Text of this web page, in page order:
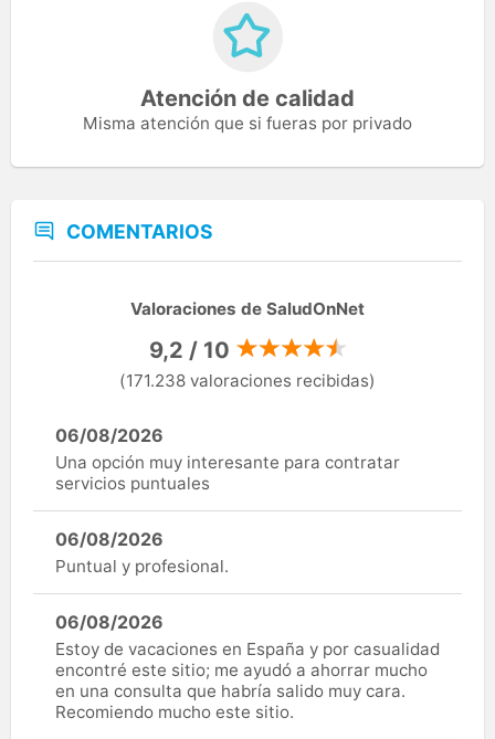
Atención de calidad
Misma atención que si fueras por privado
COMENTARIOS
Valoraciones de SaludOnNet
9,2 / 10
(171.238 valoraciones recibidas)
06/08/2026
Una opción muy interesante para contratar
servicios puntuales
06/08/2026
Puntual y profesional.
06/08/2026
Estoy de vacaciones en España y por casualidad
encontré este sitio; me ayudó a ahorrar mucho
en una consulta que habría salido muy cara.
Recomiendo mucho este sitio.